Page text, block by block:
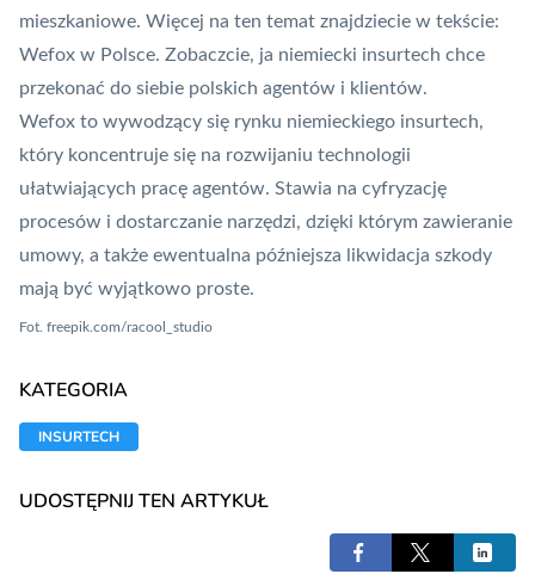
mieszkaniowe. Więcej na ten temat znajdziecie w tekście:
Wefox w Polsce. Zobaczcie, ja niemiecki insurtech chce
przekonać do siebie polskich agentów i klientów.
Wefox to wywodzący się rynku niemieckiego insurtech,
który koncentruje się na rozwijaniu technologii
ułatwiających pracę agentów. Stawia na cyfryzację
procesów i dostarczanie narzędzi, dzięki którym zawieranie
umowy, a także ewentualna późniejsza likwidacja szkody
mają być wyjątkowo proste.
Fot. freepik.com/racool_studio
KATEGORIA
INSURTECH
UDOSTĘPNIJ TEN ARTYKUŁ